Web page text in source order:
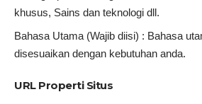
khusus, Sains dan teknologi dll.
Bahasa Utama (Wajib diisi) : Bahasa
disesuaikan dengan kebutuhan anda.
URL Properti Situs